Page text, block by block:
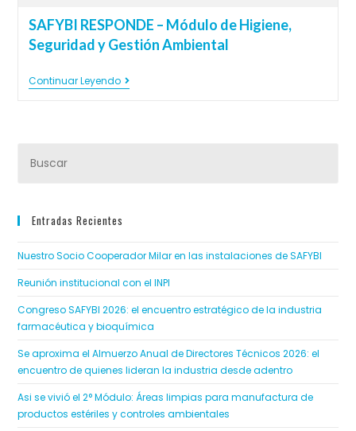
SAFYBI RESPONDE – Módulo de Higiene,
Seguridad y Gestión Ambiental
Continuar Leyendo
Entradas Recientes
Nuestro Socio Cooperador Milar en las instalaciones de SAFYBI
Reunión institucional con el INPI
Congreso SAFYBI 2026: el encuentro estratégico de la industria
farmacéutica y bioquímica
Se aproxima el Almuerzo Anual de Directores Técnicos 2026: el
encuentro de quienes lideran la industria desde adentro
Asi se vivió el 2° Módulo: Áreas limpias para manufactura de
productos estériles y controles ambientales